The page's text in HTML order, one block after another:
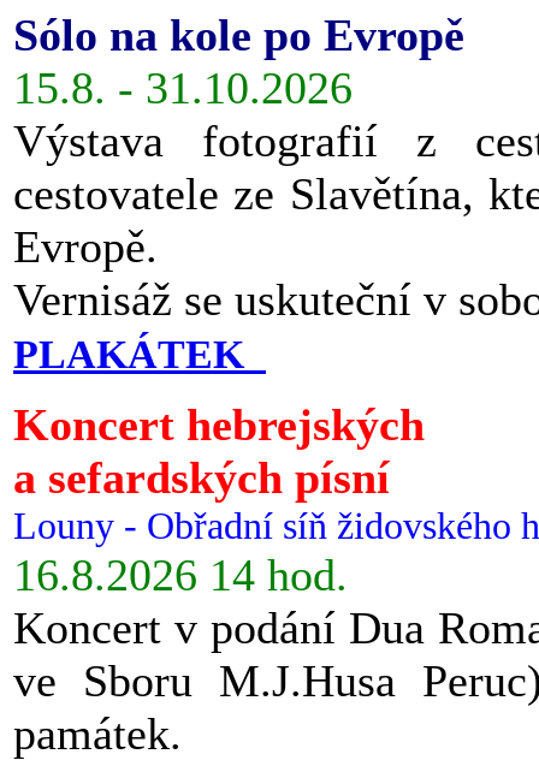
Sólo na kole po Evropě
15.8. - 31.10.2026
Výstava fotografií z
cestovatele ze Slavětína,
Evropě.
Vernisáž se uskuteční v
PLAKÁTEK
Koncert hebrejských
a sefardských písní
Louny - Obřadní síň židovského
16.8.2026 14 hod.
Koncert v podání Dua
ve Sboru M.J.Husa
památek.